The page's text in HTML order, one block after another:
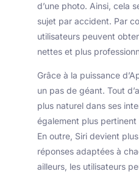
d’une photo. Ainsi, cela
sujet par accident. Par
utilisateurs peuvent
nettes et plus
Grâce à la puissance
un pas de géant. Tout
plus naturel dans ses
également plus
En outre, Siri devient
réponses adaptées à
ailleurs, les utilisateurs